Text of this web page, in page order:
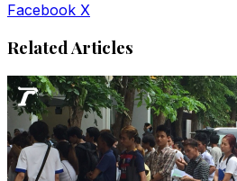
Facebook X
Related Articles